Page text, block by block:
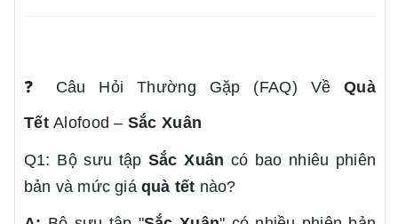
❓ Câu Hỏi Thường Gặp (FAQ) VềQuà
TếtAlofood – Sắc Xuân
Q1: Bộ sưu tậpSắc Xuân có bao nhiêu phiên
bản và mức giá quà tết nào?